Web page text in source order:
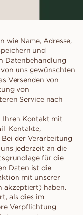
wie Name, Adresse,
und
Datenbehandlung
uns gewünschten
Versenden von
von
Service nach
Ihren Kontakt mit
Kontakte,
der Verarbeitung
jederzeit an die
für die
Daten ist die
mit unserer
akzeptiert) haben.
als dies im
Verpflichtung